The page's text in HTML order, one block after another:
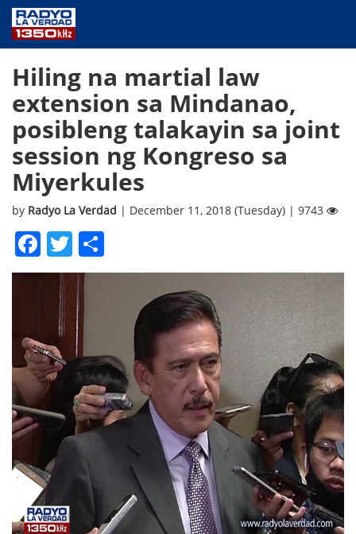
PUBLIC SERVICE
ANNOUNCEMENTS
PROGRAMS
ABOUT
CONTACT US
Hiling na martial law
extension sa Mindanao,
posibleng talakayin sa joint
session ng Kongreso sa
Miyerkules
by Radyo La Verdad | December 11, 2018 (Tuesday) | 9743
Facebook
Twitter